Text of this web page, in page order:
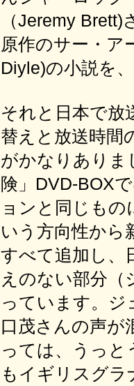
（Jeremy
原作のサー・ア
Diyle)の小説を、
それと日本で放
替えと放送時間
がかなりありま
険」DVD-BOX
ョンと同じも
いう方向性から
すべて追加し、
えのない部分（
っています。ジ
口茂さんの声が
っては、うっと
もイギリスグ